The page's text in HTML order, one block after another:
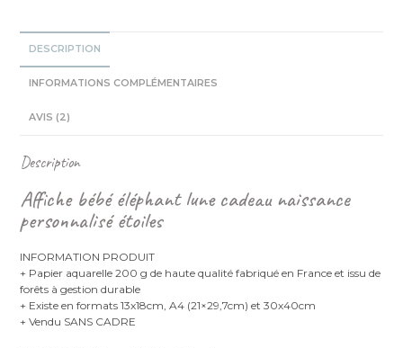
DESCRIPTION
INFORMATIONS COMPLÉMENTAIRES
AVIS (2)
Description
Affiche bébé éléphant lune cadeau naissance
personnalisé étoiles
INFORMATION PRODUIT
+ Papier aquarelle 200 g de haute qualité fabriqué en France et issu de
forêts à gestion durable
+ Existe en formats 13x18cm, A4 (21×29,7cm) et 30x40cm
+ Vendu SANS CADRE